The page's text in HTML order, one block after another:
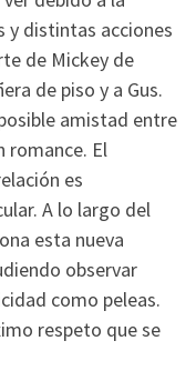
y distintas acciones
de Mickey de
de piso y a Gus.
amistad entre
romance. El
es
A lo largo del
esta nueva
observar
como peleas.
respeto que se